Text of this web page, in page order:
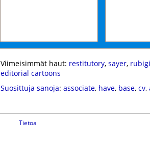
Viimeisimmät haut: restitutory, sayer,
editorial cartoons
Suosittuja sanoja: associate, have, base, cv,
Tietoa